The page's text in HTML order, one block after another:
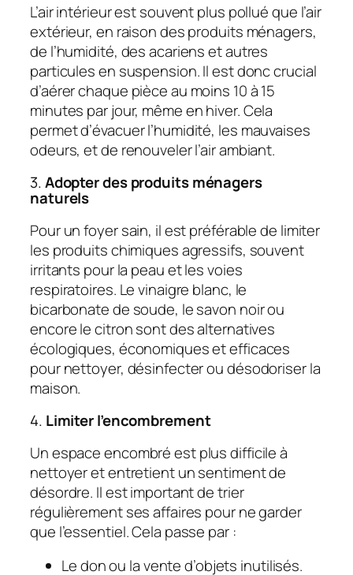
L’air intérieur est souvent plus pollué que l’air
extérieur, en raison des produits ménagers,
de l’humidité, des acariens et autres
particules en suspension. Il est donc crucial
d’aérer chaque pièce au moins 10 à 15
minutes par jour, même en hiver. Cela
permet d’évacuer l’humidité, les mauvaises
odeurs, et de renouveler l’air ambiant.
3.Adopter des produits ménagers
naturels
Pour un foyer sain, il est préférable de limiter
les produits chimiques agressifs, souvent
irritants pour la peau et les voies
respiratoires. Le vinaigre blanc, le
bicarbonate de soude, le savon noir ou
encore le citron sont des alternatives
écologiques, économiques et efficaces
pour nettoyer, désinfecter ou désodoriser la
maison.
4. Limiter l’encombrement
Un espace encombré est plus difficile à
nettoyer et entretient un sentiment de
désordre. Il est important de trier
régulièrement ses affaires pour ne garder
que l’essentiel. Cela passe par :
Le don ou la vente d’objets inutilisés.